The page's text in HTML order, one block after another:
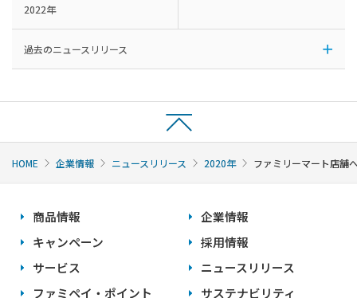
2022年
過去のニュースリリース
HOME 企業情報 ニュースリリース 2020年 ファミリーマート店舗
商品情報
キャンペーン
サービス
ファミペイ・ポイント
企業情報
採用情報
ニュースリリース
サステナビリティ